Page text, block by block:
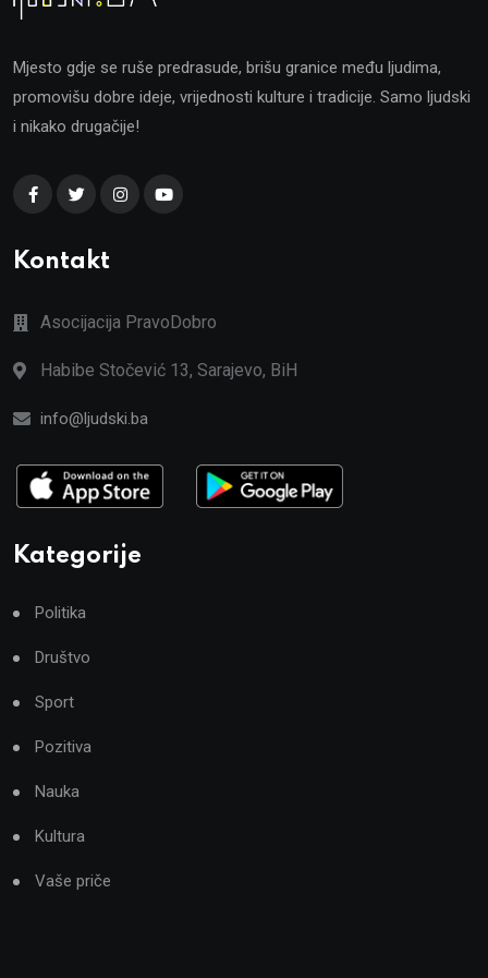
Mjesto gdje se ruše predrasude, brišu granice među ljudima,
promovišu dobre ideje, vrijednosti kulture i tradicije. Samo ljudski
i nikako drugačije!
Kontakt
Asocijacija PravoDobro
Habibe Stočević 13, Sarajevo, BiH
info@ljudski.ba
Kategorije
Politika
Društvo
Sport
Pozitiva
Nauka
Kultura
Vaše priče